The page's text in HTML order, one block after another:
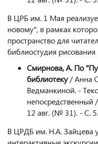
В ЦРБ им. 1 Мая
новому", в рамках
пространство для
библиостудия рисования
Смирнова, А. По
библиотеку/ Анна
Ведманкиной. -
12 авг. (№ 31). - С.
В ЦРДБ им. Н.А. Зайцева